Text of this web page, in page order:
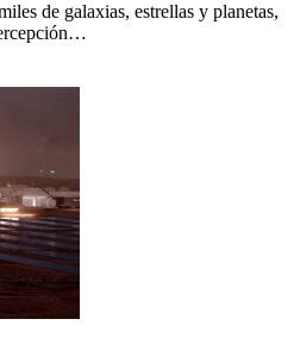
de galaxias, estrellas y planetas,